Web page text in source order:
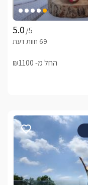
/5
החל מ- ₪1100